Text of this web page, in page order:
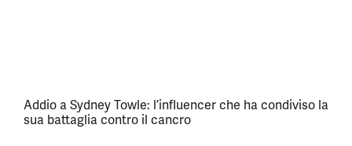
Addio a Sydney Towle: l’influencer che ha condiviso la
sua battaglia contro il cancro